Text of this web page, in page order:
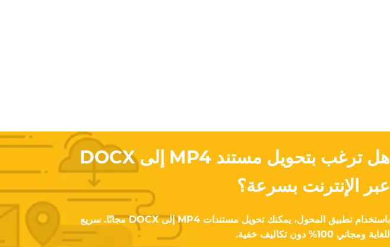
هل ترغب بتحويل مستند MP4 إلى DOCX
عبر الإنترنت بسرعة؟
باستخدام تطبيق المحول، يمكنك تحويل مستندات MP4 إلى DOCX مجانًا. سريع
للغاية ومجاني 100% دون تكاليف خفية.